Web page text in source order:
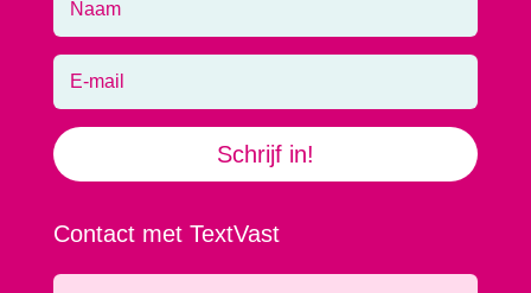
Schrijf in!
Contact met TextVast